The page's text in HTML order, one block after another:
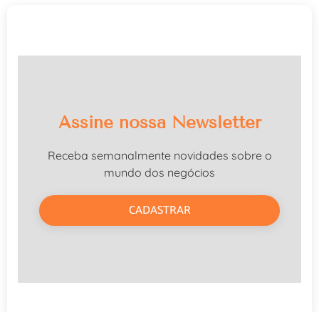
Assine nossa Newsletter
Receba semanalmente novidades sobre o
mundo dos negócios
CADASTRAR